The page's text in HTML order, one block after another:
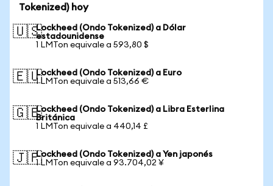
Tokenized) hoy
🇺🇸Lockheed (Ondo Tokenized) a Dólar
estadounidense
1 LMTon equivale a 593,80 $
🇪🇺Lockheed (Ondo Tokenized) a Euro
1 LMTon equivale a 513,66 €
🇬🇧Lockheed (Ondo Tokenized) a Libra Esterlina
Británica
1 LMTon equivale a 440,14 £
🇯🇵Lockheed (Ondo Tokenized) a Yen japonés
1 LMTon equivale a 93.704,02 ¥